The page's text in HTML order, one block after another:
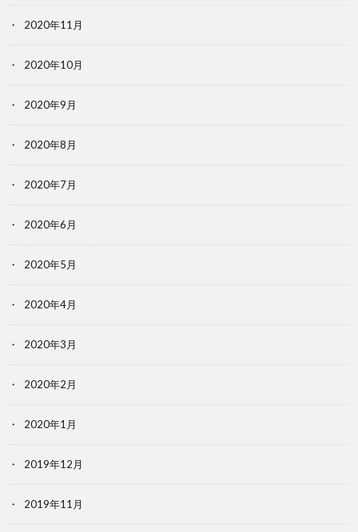
2020年11月
2020年10月
2020年9月
2020年8月
2020年7月
2020年6月
2020年5月
2020年4月
2020年3月
2020年2月
2020年1月
2019年12月
2019年11月